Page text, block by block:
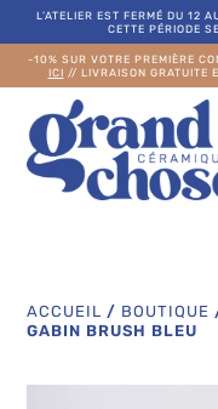
L’ATELIER EST FERMÉ DU 12
CETTE PÉRIODE
-10% SUR VOTRE PREMIÈRE
ICI // LIVRAISON GRATUITE
ACCUEIL / BOUTIQUE
GABIN BRUSH BLEU